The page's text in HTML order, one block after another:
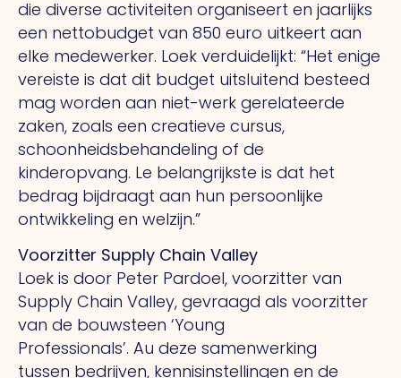
die diverse activiteiten organiseert en jaarlijks
een nettobudget van 850 euro uitkeert aan
elke medewerker. Loek verduidelijkt: “Het enige
vereiste is dat dit budget uitsluitend besteed
mag worden aan niet-werk gerelateerde
zaken, zoals een creatieve cursus,
schoonheidsbehandeling of de
kinderopvang. Le belangrijkste is dat het
bedrag bijdraagt aan hun persoonlijke
ontwikkeling en welzijn.”
Voorzitter Supply Chain Valley
Loek is door Peter Pardoel, voorzitter van
Supply Chain Valley, gevraagd als voorzitter
van de bouwsteen ‘Young
Professionals’. Au deze samenwerking
tussen bedrijven, kennisinstellingen en de